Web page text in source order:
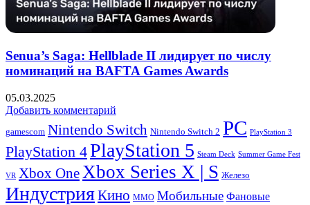
Senua’s Saga: Hellblade II лидирует по числу
номинаций на BAFTA Games Awards
05.03.2025
Добавить комментарий
gamescom Nintendo Switch Nintendo Switch 2 PC PlayStation 3
PlayStation 4PlayStation 5 Steam Deck Summer Game Fest
VR Xbox OneXbox Series X | S Железо
ИндустрияКино ММО Мобильные Фановые